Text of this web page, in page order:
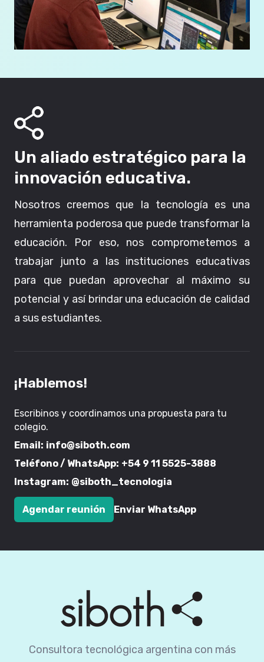
Un aliado estratégico para la
innovación educativa.
Nosotros creemos que la tecnología es una
herramienta poderosa que puede transformar la
educación. Por eso, nos comprometemos a
trabajar junto a las instituciones educativas
para que puedan aprovechar al máximo su
potencial y así brindar una educación de calidad
a sus estudiantes.
¡Hablemos!
Escribinos y coordinamos una propuesta para tu
colegio.
Email: info@siboth.com
Teléfono / WhatsApp: +54 9 11 5525-3888
Instagram: @siboth_tecnologia
Agendar reunión Enviar WhatsApp
Consultora tecnológica argentina con más